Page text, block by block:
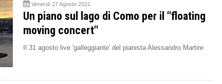
Venerdì 27 Agosto 2021
Un piano sul lago di Como per il ''floating
moving concert''
Il 31 agosto live 'galleggiante' del pianista Alessandro Martire